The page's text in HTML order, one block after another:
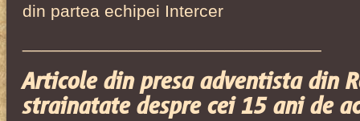
din partea echipei Intercer
Articole din presa adventista din
strainatate despre cei 15 ani de